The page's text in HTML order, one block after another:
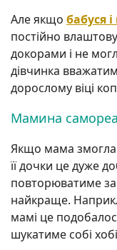
Але якщо бабуся
постійно
докорами і не
дівчинка
дорослому віці
Мамина
Якщо мама змогла
її дочки це дуже
повторюватиме
найкраще.
мамі це
шукатиме собі